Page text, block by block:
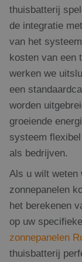
thuisbatterij
de integratie
van het
kosten van een
werken we
een
worden
groeiende
systeem
als bedrijven.
Als u wilt weten
zonnepanelen
het berekenen
op uw
zonnepanelen
thuisbatterij